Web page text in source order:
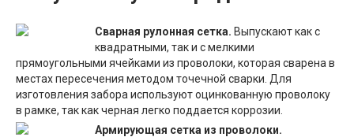
Сварная рулонная сетка. Выпускают как с
квадратными, так и с мелкими
прямоугольными ячейками из проволоки, которая сварена в
местах пересечения методом точечной сварки. Для
изготовления забора используют оцинкованную проволоку
в рамке, так как черная легко поддается коррозии.
Армирующая сетка из проволоки.